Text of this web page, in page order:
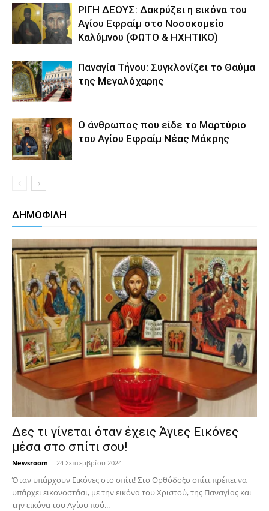
ΡΙΓΗ ΔΕΟΥΣ: Δακρύζει η εικόνα του
Αγίου Εφραίμ στο Νοσοκομείο
Καλύμνου (ΦΩΤΟ & ΗΧΗΤΙΚΟ)
Παναγία Τήνου: Συγκλονίζει το Θαύμα
της Μεγαλόχαρης
Ο άνθρωπος που είδε το Μαρτύριο
του Αγίου Εφραίμ Νέας Μάκρης
ΔΗΜΟΦΙΛΗ
Δες τι γίνεται όταν έχεις Άγιες Εικόνες
μέσα στο σπίτι σου!
Newsroom - 24 Σεπτεμβρίου 2024
Όταν υπάρχουν Εικόνες στο σπίτι! Στο Ορθόδοξο σπίτι πρέπει να
υπάρχει εικονοστάσι, με την εικόνα του Χριστού, της Παν­αγίας και
την εικόνα του Αγίου πού...